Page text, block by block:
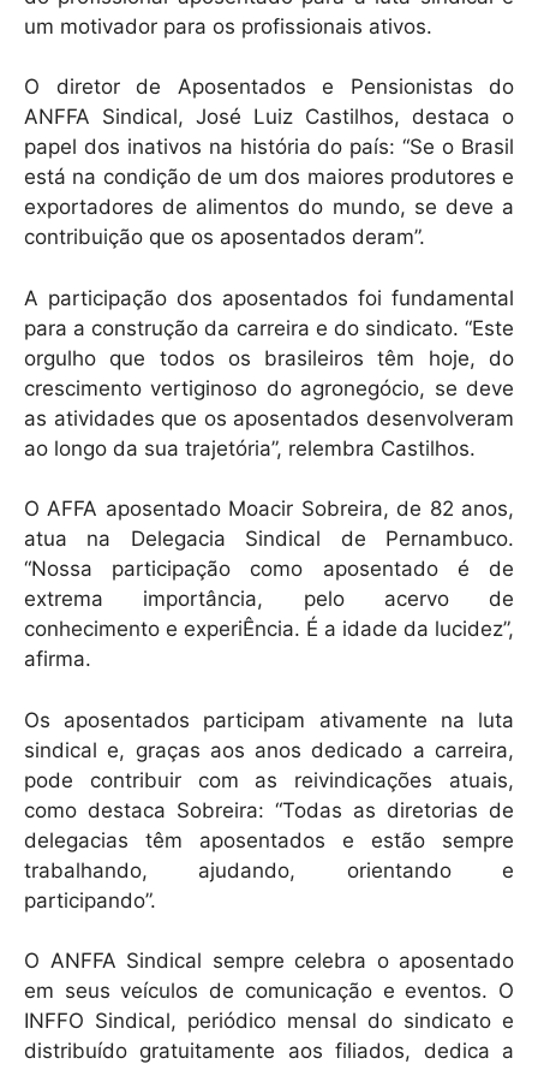
um motivador para os profissionais ativos.
O diretor de Aposentados e Pensionistas do
ANFFA Sindical, José Luiz Castilhos, destaca o
papel dos inativos na história do país: “Se o Brasil
está na condição de um dos maiores produtores e
exportadores de alimentos do mundo, se deve a
contribuição que os aposentados deram”.
A participação dos aposentados foi fundamental
para a construção da carreira e do sindicato. “Este
orgulho que todos os brasileiros têm hoje, do
crescimento vertiginoso do agronegócio, se deve
as atividades que os aposentados desenvolveram
ao longo da sua trajetória”, relembra Castilhos.
O AFFA aposentado Moacir Sobreira, de 82 anos,
atua na Delegacia Sindical de Pernambuco.
“Nossa participação como aposentado é de
extrema importância, pelo acervo de
conhecimento e experiÊncia. É a idade da lucidez”,
afirma.
Os aposentados participam ativamente na luta
sindical e, graças aos anos dedicado a carreira,
pode contribuir com as reivindicações atuais,
como destaca Sobreira: “Todas as diretorias de
delegacias têm aposentados e estão sempre
trabalhando, ajudando, orientando e
participando”.
O ANFFA Sindical sempre celebra o aposentado
em seus veículos de comunicação e eventos. O
INFFO Sindical, periódico mensal do sindicato e
distribuído gratuitamente aos filiados, dedica a